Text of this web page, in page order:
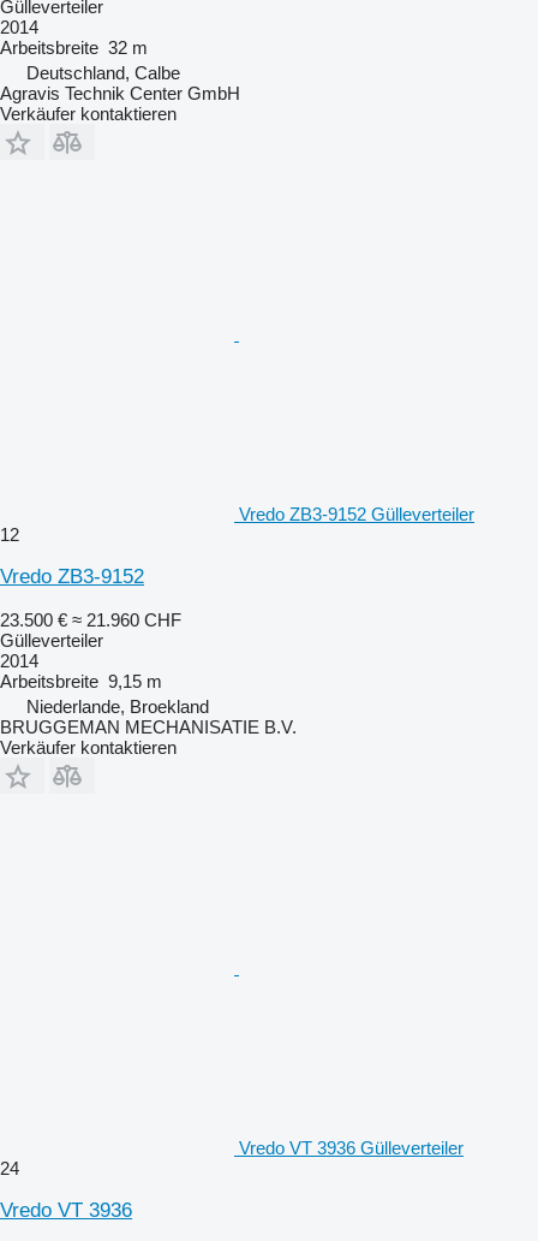
Gülleverteiler
2014
Arbeitsbreite 32 m
Deutschland, Calbe
Agravis Technik Center GmbH
Verkäufer kontaktieren
Vredo ZB3-9152 Gülleverteiler
12
Vredo ZB3-9152
23.500 € ≈ 21.960 CHF
Gülleverteiler
2014
Arbeitsbreite 9,15 m
Niederlande, Broekland
BRUGGEMAN MECHANISATIE B.V.
Verkäufer kontaktieren
Vredo VT 3936 Gülleverteiler
24
Vredo VT 3936